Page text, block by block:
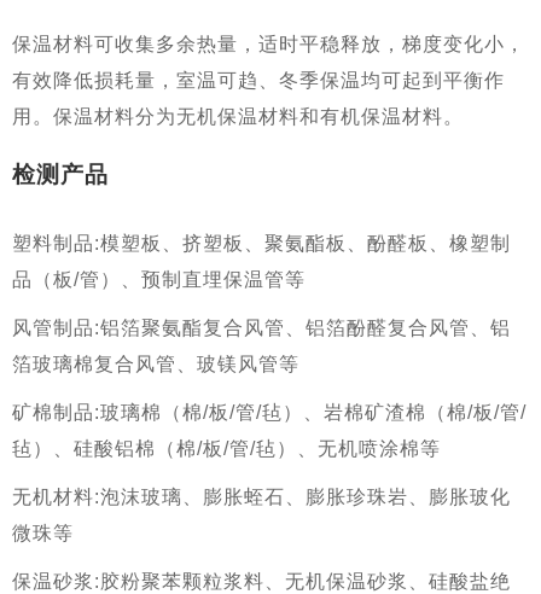
保温材料可收集多余热量，适时平稳释放，梯度变化小，
有效降低损耗量，室温可趋、冬季保温均可起到平衡作
用。保温材料分为无机保温材料和有机保温材料。
检测产品
塑料制品:模塑板、挤塑板、聚氨酯板、酚醛板、橡塑制
品（板/管）、预制直埋保温管等
风管制品:铝箔聚氨酯复合风管、铝箔酚醛复合风管、铝
箔玻璃棉复合风管、玻镁风管等
矿棉制品:玻璃棉（棉/板/管/毡）、岩棉矿渣棉（棉/板/管/
毡）、硅酸铝棉（棉/板/管/毡）、无机喷涂棉等
无机材料:泡沫玻璃、膨胀蛭石、膨胀珍珠岩、膨胀玻化
微珠等
保温砂浆 :胶粉聚苯颗粒浆料、无机保温砂浆、硅酸盐绝